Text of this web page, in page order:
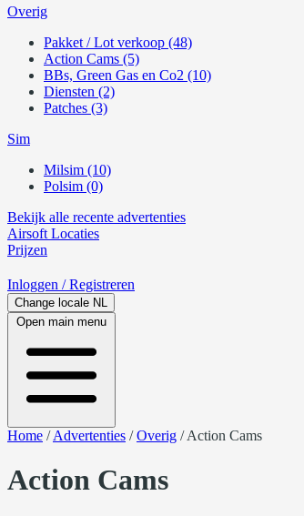
Overig
Pakket / Lot verkoop (48)
Action Cams (5)
BBs, Green Gas en Co2 (10)
Diensten (2)
Patches (3)
Sim
Milsim (10)
Polsim (0)
Bekijk alle recente advertenties
Airsoft Locaties
Prijzen
Inloggen / Registreren
Change locale NL
Open main menu
Home /Advertenties /Overig /Action Cams
Action Cams